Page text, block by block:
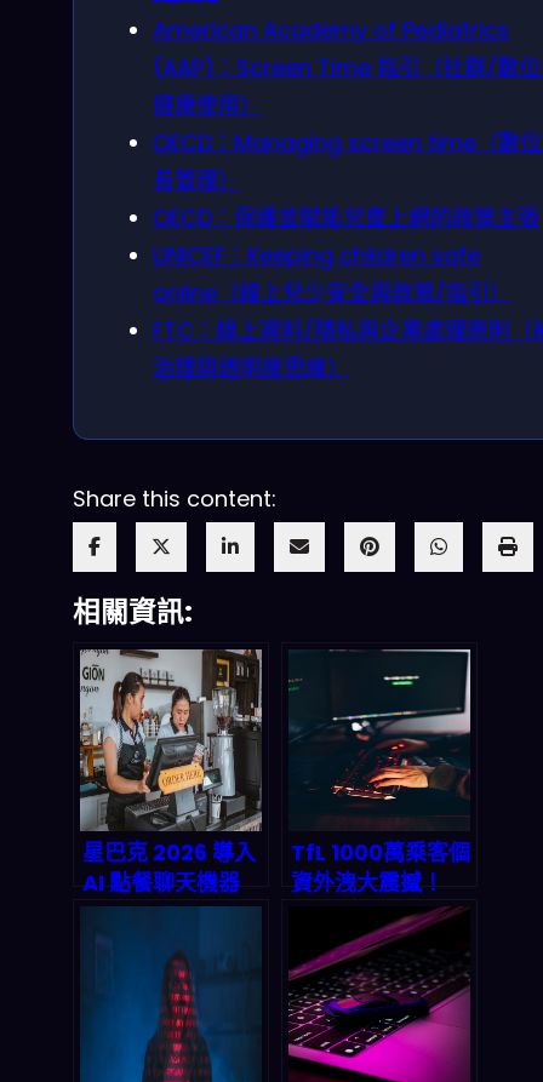
American Academy of Pediatrics
(AAP)：Screen Time 指引（社群/數
健康使用）
OECD：Managing screen time（數
長管理）
OECD：保護並賦能兒童上網的政策主張
UNICEF：Keeping children safe
online（線上兒少安全與政策/指引）
FTC：線上資料/隱私與企業處理原則（
治理與透明度思維）
Share this content:
相關資訊:
星巴克 2026 導入
AI 點餐聊天機器
人：從「加速結
帳」到「重塑客戶
體驗」的全鏈路觀
TfL 1000萬乘客個
資外洩大震撼！
Scattered
Spider青少年黑
客用社工術如何攻
破英國史上最大資
安危機？2026企
業防禦全攻略